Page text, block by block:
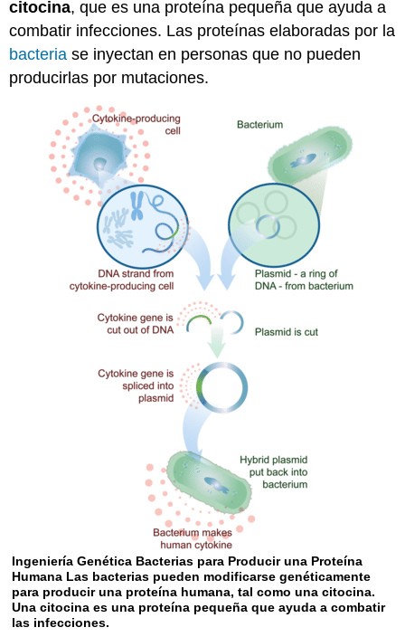
citocina, que es una proteína pequeña que ayuda a
combatir infecciones. Las proteínas elaboradas por la
bacteria se inyectan en personas que no pueden
producirlas por mutaciones.
Ingeniería Genética Bacterias para Producir una Proteína
Humana Las bacterias pueden modificarse genéticamente
para producir una proteína humana, tal como una citocina.
Una citocina es una proteína pequeña que ayuda a combatir
las infecciones.